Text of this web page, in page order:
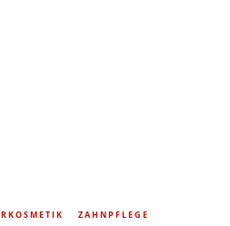
ZAHNPFLEGE